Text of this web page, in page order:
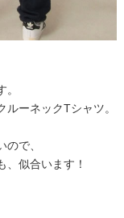
ーネックTシャツ。
で、
似合います！